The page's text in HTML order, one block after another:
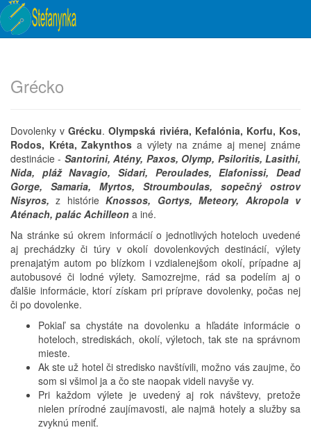
Grécko
Dovolenky vGrécku.Olympská riviéra, Kefalónia, Korfu, Kos,
Rodos, Kréta, Zakynthos a výlety na známe aj menej známe
destinácie - Santorini, Atény, Paxos, Olymp, Psiloritis, Lasithi,
Nida, pláž Navagio, Sidari, Peroulades, Elafonissi, Dead
Gorge, Samaria, Myrtos, Stroumboulas, sopečný ostrov
Nisyros,z histórie Knossos, Gortys, Meteory, Akropola v
Aténach, palác Achilleon a iné.
Na stránke sú okrem informácií o jednotlivých hoteloch uvedené
aj prechádzky či túry v okolí dovolenkových destinácií, výlety
prenajatým autom po blízkom i vzdialenejšom okolí, prípadne aj
autobusové či lodné výlety. Samozrejme, rád sa podelím aj o
ďalšie informácie, ktorí získam pri príprave dovolenky, počas nej
či po dovolenke.
Pokiaľ sa chystáte na dovolenku a hľadáte informácie o
hoteloch, strediskách, okolí, výletoch, tak ste na správnom
mieste.
Ak ste už hotel či stredisko navštívili, možno vás zaujme, čo
som si všimol ja a čo ste naopak videli navyše vy.
Pri každom výlete je uvedený aj rok návštevy, pretože
nielen prírodné zaujímavosti, ale najmä hotely a služby sa
zvyknú meniť.